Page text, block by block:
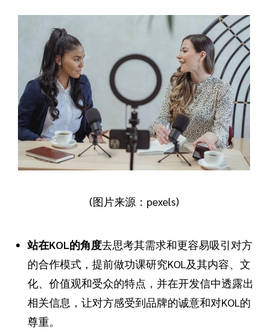
(图片来源：pexels)
站在KOL的角度去思考其需求和更容易吸引对方
的合作模式，提前做功课研究KOL及其内容、文
化、价值观和受众的特点，并在开发信中透露出
相关信息，让对方感受到品牌的诚意和对KOL的
尊重。